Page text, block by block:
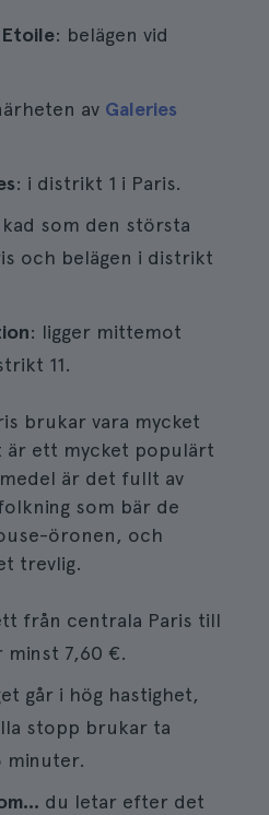
Etoile: belägen vid
av Galeries
: i distrikt 1 i Paris.
som den största
och belägen i distrikt
: ligger mittemot
11.
brukar vara mycket
är ett mycket populärt
är det fullt av
som bär de
öronen, och
trevlig.
från centrala Paris till
minst 7,60 €.
går i hög hastighet,
stopp brukar ta
minuter.
du letar efter det